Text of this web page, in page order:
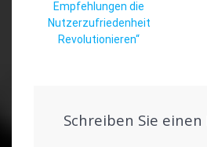
Empfehlungen die
Nutzerzufriedenheit
Revolutionieren“
Schreiben Sie